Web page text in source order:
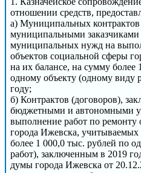
отношении средств,
а) Муниципальных
муниципальными заказчиками
муниципальных нужд на
объектов социальной сферы
на их балансе, на сумму более
одному объекту (одному виду
году;
б) Контрактов (договоров),
бюджетными и автономными
выполнение работ по ремонту
города Ижевска, учитываемых
более 1 000,0 тыс. рублей по
работ), заключенным в 2019
думы города Ижевска от